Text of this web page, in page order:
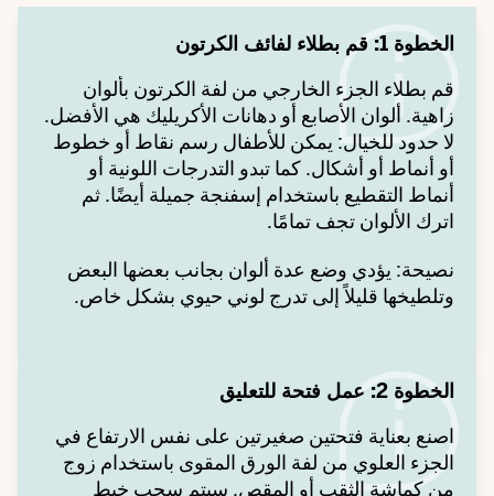
الخطوة 1: قم بطلاء لفائف الكرتون
قم بطلاء الجزء الخارجي من لفة الكرتون بألوان
زاهية. ألوان الأصابع أو دهانات الأكريليك هي الأفضل.
لا حدود للخيال: يمكن للأطفال رسم نقاط أو خطوط
أو أنماط أو أشكال. كما تبدو التدرجات اللونية أو
أنماط التقطيع باستخدام إسفنجة جميلة أيضًا. ثم
اترك الألوان تجف تمامًا.
نصيحة: يؤدي وضع عدة ألوان بجانب بعضها البعض
وتلطيخها قليلاً إلى تدرج لوني حيوي بشكل خاص.
الخطوة 2: عمل فتحة للتعليق
اصنع بعناية فتحتين صغيرتين على نفس الارتفاع في
الجزء العلوي من لفة الورق المقوى باستخدام زوج
من كماشة الثقب أو المقص. سيتم سحب خيط